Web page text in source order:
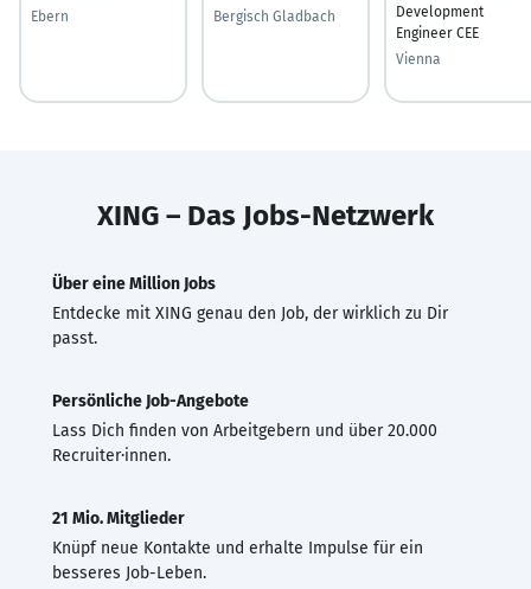
Ebern
Bergisch Gladbach
Development
Engineer CEE
Vienna
XING – Das Jobs-Netzwerk
Über eine Million Jobs
Entdecke mit XING genau den Job, der wirklich zu Dir
passt.
Persönliche Job-Angebote
Lass Dich finden von Arbeitgebern und über 20.000
Recruiter·innen.
21 Mio. Mitglieder
Knüpf neue Kontakte und erhalte Impulse für ein
besseres Job-Leben.